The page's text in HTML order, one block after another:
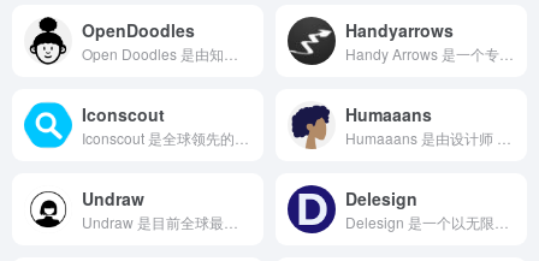
OpenDoodles Handyarrows
Iconscout Humaaans
Undraw Delesign